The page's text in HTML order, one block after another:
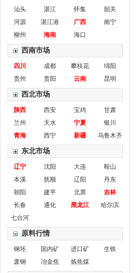
汕头
湛江 怀集
韶关
河源
湛江港 广西
南宁
柳州
海南 海口
西南市场
四川 成都 攀枝花
绵阳
贵州
贵阳 云南 昆明
西北市场
陕西 西安 宝鸡
甘肃
兰州
天水 宁夏
银川
青海
西宁 新疆 乌鲁木齐
东北市场
辽宁 沈阳 大连
鞍山
本溪
抚顺 辽阳
丹东
朝阳
建平 北票
吉林
长春
通化 黑龙江
哈尔滨
七台河
原料行情
钢坯 国内矿 进口矿
生铁
废钢
冶金焦 炼焦煤